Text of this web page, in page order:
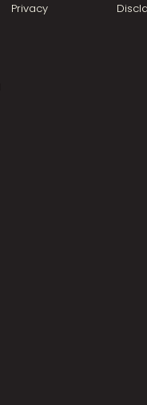
Privacy